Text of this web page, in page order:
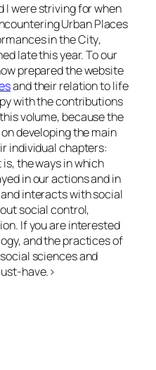
I were striving for when
Urban Places
in the City,
late this year. To our
prepared the website
and their relation to life
with the contributions
volume, because the
developing the main
individual chapters:
the ways in which
in our actions and in
interacts with social
social control,
If you are interested
and the practices of
sciences and
have.>